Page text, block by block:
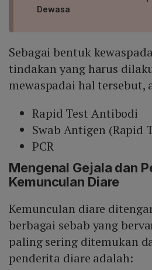
Dewasa
Sebagai bentuk
tindakan yang harus
mewaspadai hal tersebut,
Rapid Test Antibodi
Swab Antigen (Rapid
PCR
Mengenal Gejala dan
Kemunculan Diare
Kemunculan diare
berbagai sebab yang
paling sering ditemukan
penderita diare adalah: